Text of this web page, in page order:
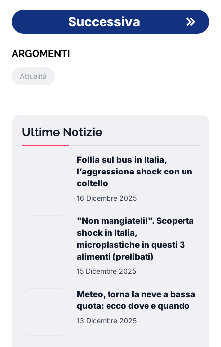
Successiva
ARGOMENTI
Attualità
Ultime Notizie
Follia sul bus in Italia,
l’aggressione shock con un
coltello
16 Dicembre 2025
"Non mangiateli!". Scoperta
shock in Italia,
microplastiche in questi 3
alimenti (prelibati)
15 Dicembre 2025
Meteo, torna la neve a bassa
quota: ecco dove e quando
13 Dicembre 2025